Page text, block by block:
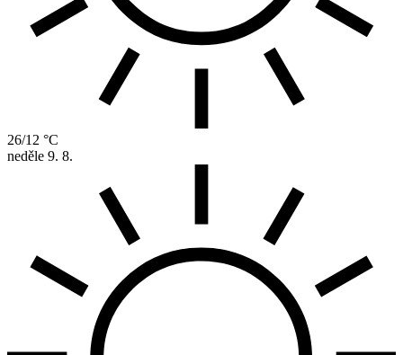
26/12 °C
neděle 9. 8.